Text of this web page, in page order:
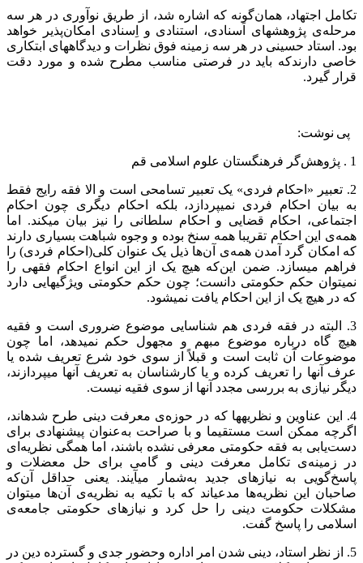
تکامل اجتهاد، همان‌گونه که اشاره شد، از طریق نوآوری در هر سه
مرحله‌ی پژوهش‏های اَسنادی، استنادی و اِسنادی امکان‌پذیر خواهد
بود. استاد حسینی در هر سه زمینه فوق نظرات و دیدگاه‏های ابتکاری
خاصی دارندکه باید در فرصتی مناسب مطرح شده و مورد دقت
قرار گیرد.
پی نوشت:
1 . پژوهش‌گر فرهنگستان علوم اسلامی قم
2. تعبیر «احکام فردی» یک تعبیر تسامحی است و الا فقه رایج فقط
به بیان احکام فردی نمی‏پردازد، بلکه احکام دیگری چون احکام
اجتماعی، احکام قضایی و احکام سلطانی را نیز بیان می‏کند. اما
همه‌ی این احکام تقریبا همه سنخ بوده و وجوه شباهت‏ بسیاری دارند
که امکان گرد آمدن همه‌ی آن‌ها ذیل یک عنوان کلی(احکام فردی) را
فراهم می‏سازد. ضمن این‌که هیچ یک از این انواع احکام فقهی را
نمی‏توان حکم حکومتی دانست؛ چون حکم حکومتی ویژگی‏هایی دارد
که در هیچ یک از این احکام یافت نمی‏شود.
3. البته در فقه فردی هم شناسایی موضوع ضروری است و فقیه
هیچ گاه درباره موضوع مبهم و مجهول حکم نمی‏دهد، اما چون
موضوعات آن ثابت است و قبلاً از سوی خود شرع تعریف شده یا
عرف آنها را تعریف کرده و یا کارشناسان به تعریف آنها می‏پردازند،
دیگر نیازی به بررسی مجدد آنها از سوی فقیه نیست.
4. این عناوین و نظریه‏ها که در حوزه‌ی معرفت دینی طرح شده‏اند،
اگرچه ممکن است مستقیما و با صراحت به‌عنوان پیشنهادی برای
دست‌یابی به فقه حکومتی معرفی نشده باشند، اما همگی نظریه‌ای
در زمینه‌ی تکامل معرفت دینی و گامی برای حل معضلات و
پاسخ‌گویی به نیازهای جدید به‌شمار می‏آیند. یعنی حداقل آن‌که
صاحبان این نظریه‌ها مدعی‏اند که با تکیه به نظریه‌ی آن‌ها می‏توان
مشکلات حکومت دینی را حل کرد و نیازهای حکومتی جامعه‌ی
اسلامی را پاسخ گفت.
5. از نظر استاد، دینی شدن امر اداره وحضور جدی و گسترده دین در